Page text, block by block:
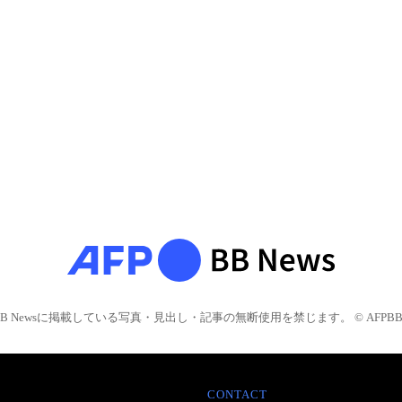
Newsに掲載している写真・見出し・記事の無断使用を禁じます。 © AFPBB
CONTACT